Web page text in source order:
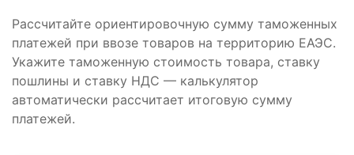
Рассчитайте ориентировочную сумму таможенных
платежей при ввозе товаров на территорию ЕАЭС.
Укажите таможенную стоимость товара, ставку
пошлины и ставку НДС — калькулятор
автоматически рассчитает итоговую сумму
платежей.